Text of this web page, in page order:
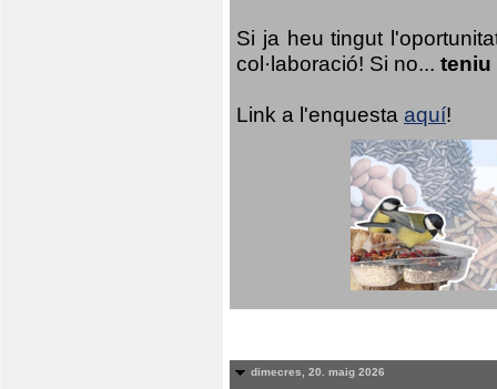
Si ja heu tingut
col·laboració! Si no... teniu
Link a l'enquesta aquí!
dimecres, 20. maig 2026